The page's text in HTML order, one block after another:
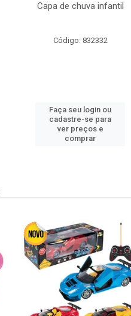
Capa de chuva infantil
Código: 832332
Faça seu login ou
cadastre-se para
ver preços e
comprar